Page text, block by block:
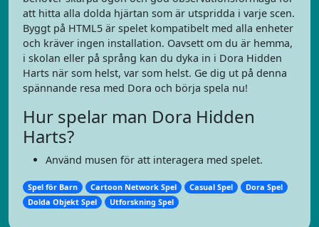
att hitta alla dolda hjärtan som är utspridda i varje scen.
Byggt på HTML5 är spelet kompatibelt med alla enheter
och kräver ingen installation. Oavsett om du är hemma,
i skolan eller på språng kan du dyka in i Dora Hidden
Harts när som helst, var som helst. Ge dig ut på denna
spännande resa med Dora och börja spela nu!
Hur spelar man Dora Hidden
Harts?
Använd musen för att interagera med spelet.
Spel för Barn Cartoon Network Spel Casual Spel
Dora Spel
Dolda Objekt Spel
Utforskning Spel